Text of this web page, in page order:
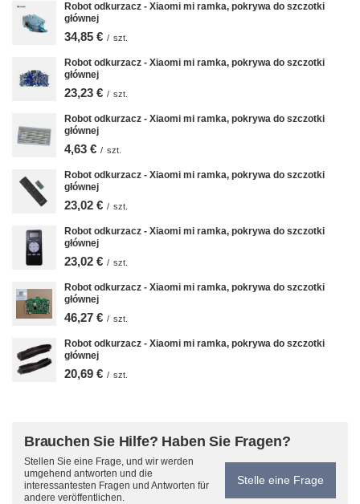
Robot odkurzacz - Xiaomi mi ramka, pokrywa do szczotki
głównej
34,85 € / szt.
Robot odkurzacz - Xiaomi mi ramka, pokrywa do szczotki
głównej
23,23 € / szt.
Robot odkurzacz - Xiaomi mi ramka, pokrywa do szczotki
głównej
4,63 € / szt.
Robot odkurzacz - Xiaomi mi ramka, pokrywa do szczotki
głównej
23,02 € / szt.
Robot odkurzacz - Xiaomi mi ramka, pokrywa do szczotki
głównej
23,02 € / szt.
Robot odkurzacz - Xiaomi mi ramka, pokrywa do szczotki
głównej
46,27 € / szt.
Robot odkurzacz - Xiaomi mi ramka, pokrywa do szczotki
głównej
20,69 € / szt.
Brauchen Sie Hilfe? Haben Sie Fragen?
Stellen Sie eine Frage, und wir werden
umgehend antworten und die
interessantesten Fragen und Antworten für
andere veröffentlichen.
Stelle eine Frage